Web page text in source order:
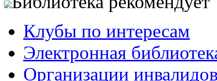
Клубы по интересам
Электронная
Организации